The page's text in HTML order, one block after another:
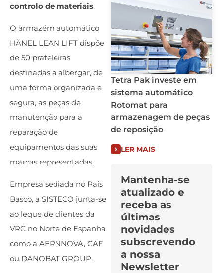
controlo de materiais.
O armazém automático
HÄNEL LEAN LIFT dispõe
de 50 prateleiras
destinadas a albergar, de
uma forma organizada e
segura, as peças de
manutenção para a
reparação de
equipamentos das suas
marcas representadas.
Empresa sediada no Pais
Basco, a SISTECO junta-se
ao leque de clientes da
VRC no Norte de Espanha
como a AERNNOVA, CAF
ou DANOBAT GROUP.
Tetra Pak investe em
sistema automático
Rotomat para
armazenagem de peças
de reposição
LER MAIS
Mantenha-se
atualizado e
receba as
últimas
novidades
subscrevendo
a nossa
Newsletter